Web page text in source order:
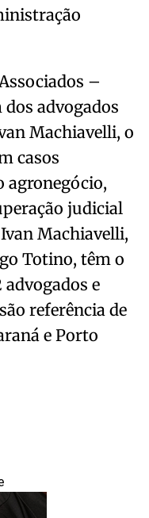
–
advogados
Machiavelli, o
casos
agronegócio,
judicial
Machiavelli,
Totino, têm o
advogados e
referência de
e Porto